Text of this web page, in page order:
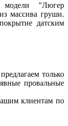
модели "Люгер
массива груши.
датским
только
провальные
клиентам по